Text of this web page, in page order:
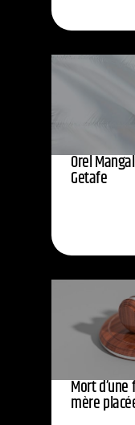
Orel
Getafe
Mort
mère